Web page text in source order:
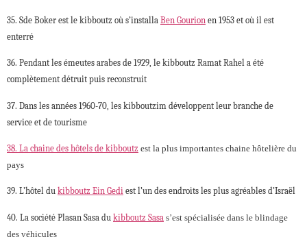
35. Sde Boker est le kibboutz où s’installa Ben Gourion en 1953 et où il est
enterré
36. Pendant les émeutes arabes de 1929, le kibboutz Ramat Rahel a été
complètement détruit puis reconstruit
37. Dans les années 1960-70, les kibboutzim développent leur branche de
service et de tourisme
38. La chaine des hôtels de kibboutz est la plus importantes chaine hôtelière du
pays
39. L’hôtel du kibboutz Ein Gedi est l’un des endroits les plus agréables d’Israël
40. La société Plasan Sasa du kibboutz Sasa s’est spécialisée dans le blindage
des véhicules